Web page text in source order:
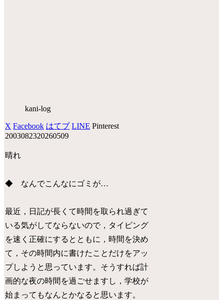
kani-log
X Facebook はてブ LINE Pinterest
2003082320260509
晴れ
◆ なんでこんなにゴミが…
最近，日記が長くて時間を取られ過ぎて
いる気がしてならないので，タイピング
を速く正確にするとともに，時間を決め
て，その時間内に書けたことだけをアッ
プしようと思っています。そうすれば計
画的な夜の時間を過ごせますし，学校が
始まってもなんとかなると思います。